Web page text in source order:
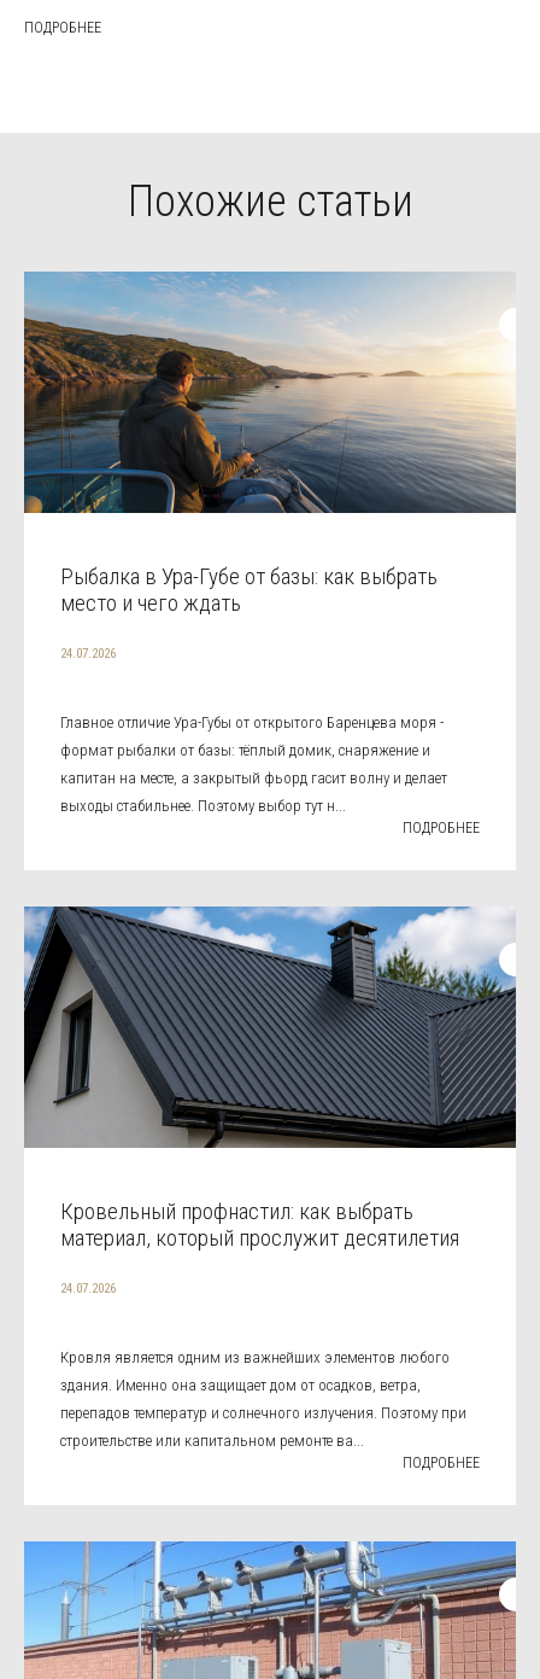
ПОДРОБНЕЕ
Похожие статьи
Рыбалка в Ура-Губе от базы: как выбрать
место и чего ждать
24.07.2026
Главное отличие Ура-Губы от открытого Баренцева моря -
формат рыбалки от базы: тёплый домик, снаряжение и
капитан на месте, а закрытый фьорд гасит волну и делает
выходы стабильнее. Поэтому выбор тут н...
ПОДРОБНЕЕ
Кровельный профнастил: как выбрать
материал, который прослужит десятилетия
24.07.2026
Кровля является одним из важнейших элементов любого
здания. Именно она защищает дом от осадков, ветра,
перепадов температур и солнечного излучения. Поэтому при
строительстве или капитальном ремонте ва...
ПОДРОБНЕЕ